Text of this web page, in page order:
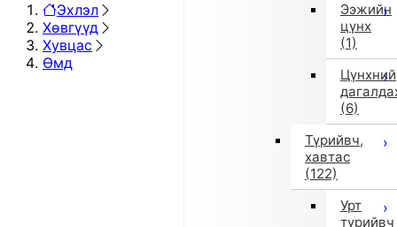
Ээжийн
цүнх
(1)
Цүнхний
(6)
Түрийвч,
хавтас
(122)
Урт
түрийвч
Эхлэл
Хөвгүүд
Хувцас
Өмд